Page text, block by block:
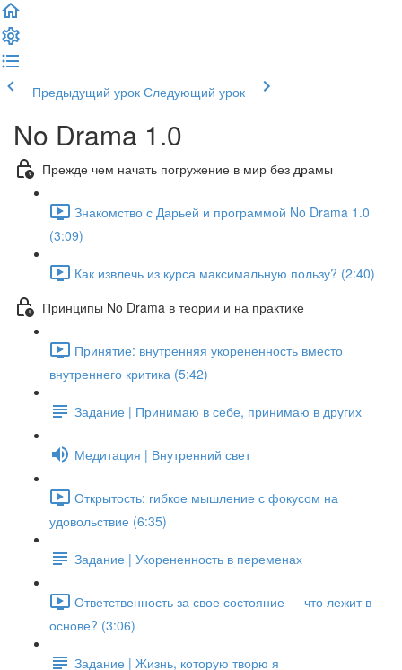
Предыдущий урок Следующий урок
No Drama 1.0
Прежде чем начать погружение в мир без драмы
Знакомство с Дарьей и программой No Drama 1.0
(3:09)
Как извлечь из курса максимальную пользу? (2:40)
Принципы No Drama в теории и на практике
Принятие: внутренняя укорененность вместо
внутреннего критика (5:42)
Задание | Принимаю в себе, принимаю в других
Медитация | Внутренний свет
Открытость: гибкое мышление с фокусом на
удовольствие (6:35)
Задание | Укорененность в переменах
Ответственность за свое состояние — что лежит в
основе? (3:06)
Задание | Жизнь, которую творю я